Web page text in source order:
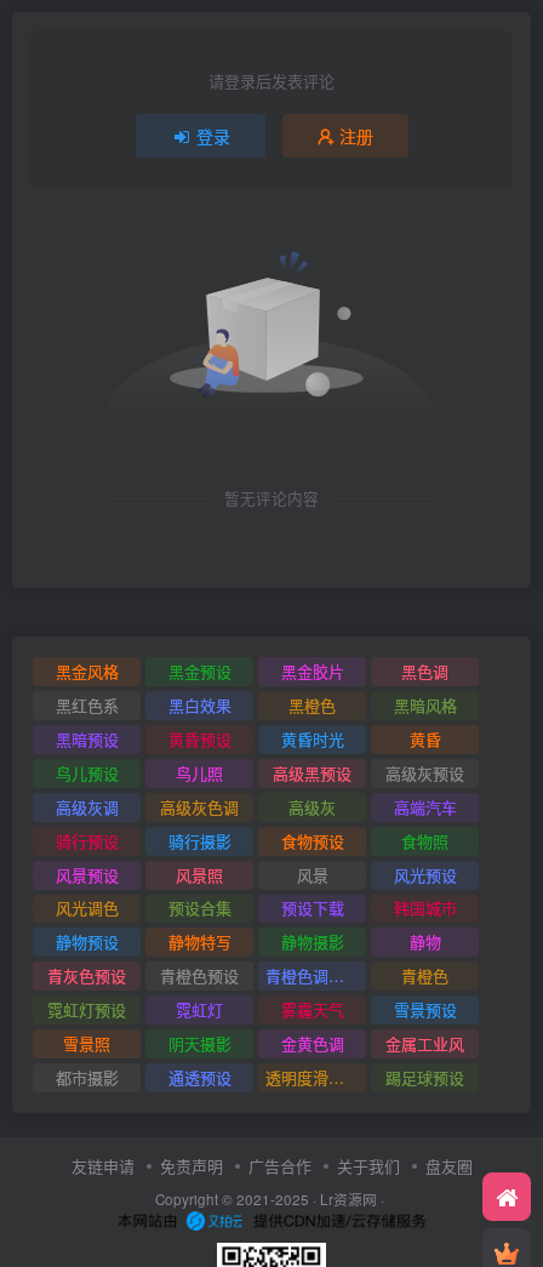
请登录后发表评论
登录 注册
暂无评论内容
黑金风格 黑金预设 黑金胶片
黑色调
黑红色系
黑白效果 黑橙色
黑暗风格
黑暗预设
黄昏预设 黄昏时光
黄昏
鸟儿预设
鸟儿照 高级黑预设
高级灰预设
高级灰调
高级灰色调 高级灰
高端汽车
骑行预设
骑行摄影 食物预设
食物照
风景预设
风景照 风景
风光预设
风光调色
预设合集 预设下载
韩国城市
静物预设
静物特写 静物摄影
静物
青灰色预设
青橙色预设 青橙色调预设
青橙色
霓虹灯预设
霓虹灯 雾霾天气
雪景预设
雪景照
阴天摄影 金黄色调
金属工业风
都市摄影
通透预设 透明度滑块插件 踢足球预设
友链申请 免责声明 广告合作 关于我们 盘友圈
Copyright © 2021-2025 · Lr资源网 ·